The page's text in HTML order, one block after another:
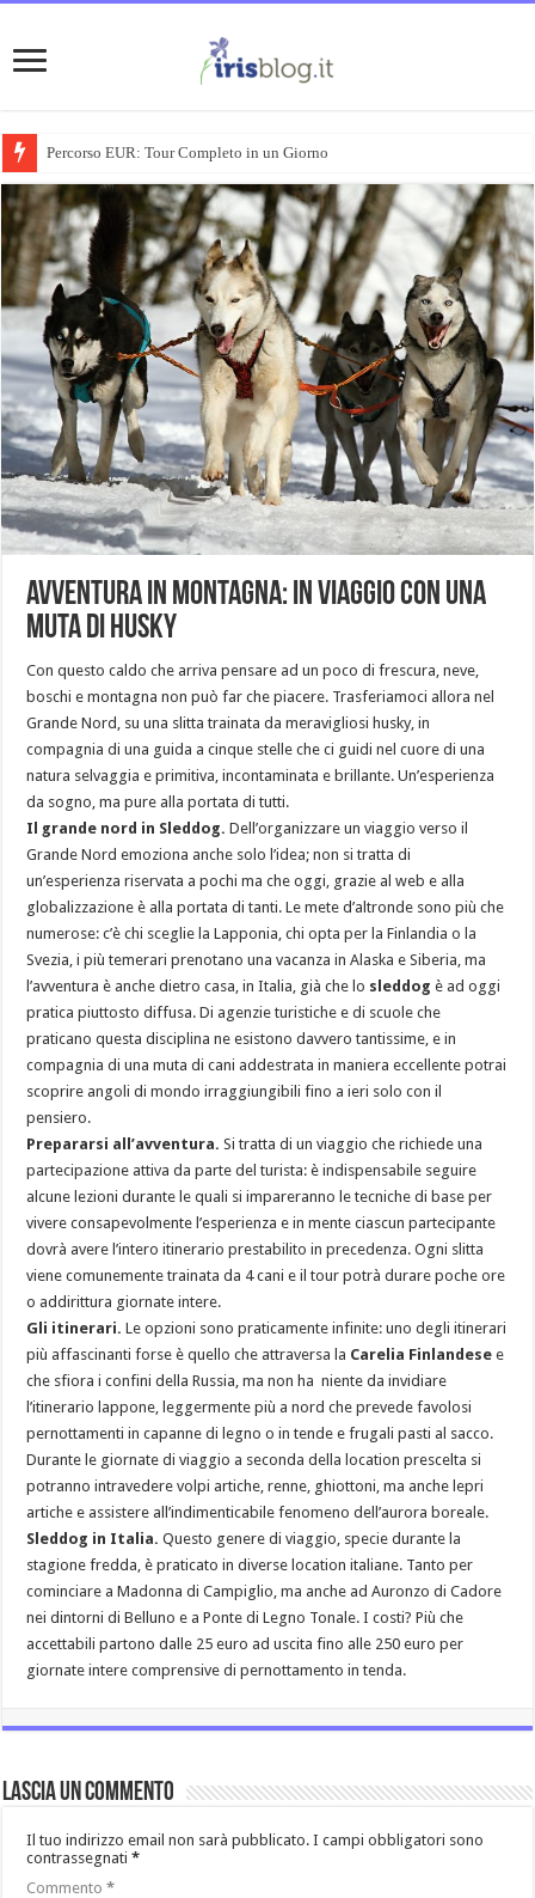
Percorso EUR: Tour Completo in un Giorno
AVVENTURA IN MONTAGNA: IN VIAGGIO CON UNA
MUTA DI HUSKY
Con questo caldo che arriva pensare ad un poco di frescura, neve,
boschi e montagna non può far che piacere. Trasferiamoci allora nel
Grande Nord, su una slitta trainata da meravigliosi husky, in
compagnia di una guida a cinque stelle che ci guidi nel cuore di una
natura selvaggia e primitiva, incontaminata e brillante. Un’esperienza
da sogno, ma pure alla portata di tutti.
Il grande nord in Sleddog.Dell’organizzare un viaggio verso il
Grande Nord emoziona anche solo l’idea; non si tratta di
un’esperienza riservata a pochi ma che oggi, grazie al web e alla
globalizzazione è alla portata di tanti. Le mete d’altronde sono più che
numerose: c’è chi sceglie la Lapponia, chi opta per la Finlandia o la
Svezia, i più temerari prenotano una vacanza in Alaska e Siberia, ma
l’avventura è anche dietro casa, in Italia, già che lo sleddog è ad oggi
pratica piuttosto diffusa. Di agenzie turistiche e di scuole che
praticano questa disciplina ne esistono davvero tantissime, e in
compagnia di una muta di cani addestrata in maniera eccellente potrai
scoprire angoli di mondo irraggiungibili fino a ieri solo con il
pensiero.
Prepararsi all’avventura.Si tratta di un viaggio che richiede una
partecipazione attiva da parte del turista: è indispensabile seguire
alcune lezioni durante le quali si impareranno le tecniche di base per
vivere consapevolmente l’esperienza e in mente ciascun partecipante
dovrà avere l’intero itinerario prestabilito in precedenza. Ogni slitta
viene comunemente trainata da 4 cani e il tour potrà durare poche ore
o addirittura giornate intere.
Gli itinerari. Le opzioni sono praticamente infinite: uno degli itinerari
più affascinanti forse è quello che attraversa la Carelia Finlandesee
che sfiora i confini della Russia, ma non ha niente da invidiare
l’itinerario lappone, leggermente più a nord che prevede favolosi
pernottamenti in capanne di legno o in tende e frugali pasti al sacco.
Durante le giornate di viaggio a seconda della location prescelta si
potranno intravedere volpi artiche, renne, ghiottoni, ma anche lepri
artiche e assistere all’indimenticabile fenomeno dell’aurora boreale.
Sleddog in Italia.Questo genere di viaggio, specie durante la
stagione fredda, è praticato in diverse location italiane. Tanto per
cominciare a Madonna di Campiglio, ma anche ad Auronzo di Cadore
nei dintorni di Belluno e a Ponte di Legno Tonale. I costi? Più che
accettabili partono dalle 25 euro ad uscita fino alle 250 euro per
giornate intere comprensive di pernottamento in tenda.
Lascia un commento
Il tuo indirizzo email non sarà pubblicato. I campi obbligatori sono
contrassegnati*
Commento*